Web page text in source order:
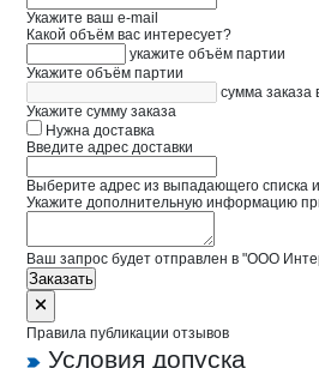
Укажите ваш e-mail
Какой объём вас интересует?
укажите объём партии
Укажите объём партии
сумма заказа
Укажите сумму заказа
Нужна доставка
Введите адрес доставки
Выберите адрес из выпадающего списка
Укажите дополнительную информацию
Ваш запрос будет отправлен в "ООО
Заказать
Правила публикации отзывов
Условия допуска